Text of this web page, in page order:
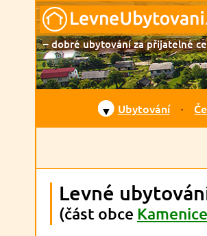
– dobré ubytování za přijatelné
▼ Ubytování
Levné
(část obce